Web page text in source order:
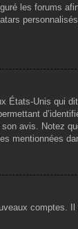
les forums
États-Unis qui
avis. Notez
mentionnées